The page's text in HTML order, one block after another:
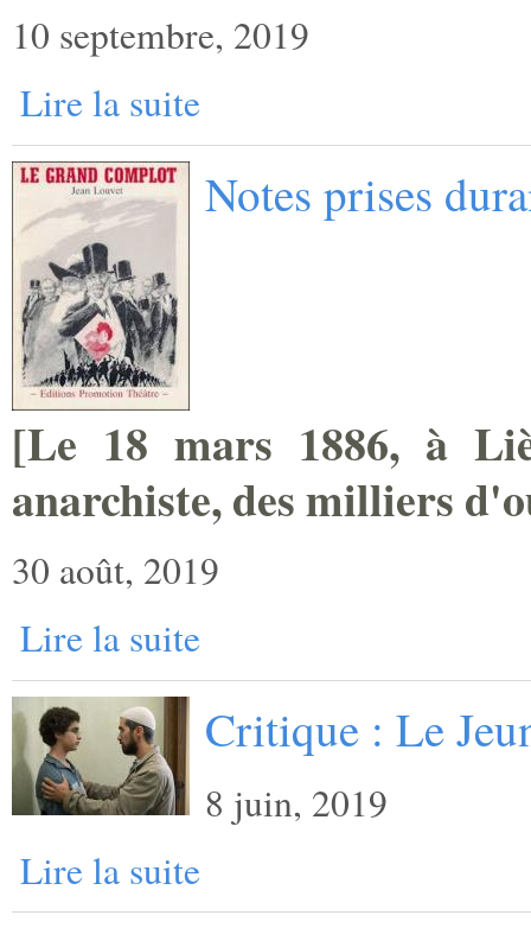
10 septembre, 2019
Lire la suite
Notes prises
[Le 18 mars 1886, à
anarchiste, des milliers
30 août, 2019
Lire la suite
Critique : Le
8 juin, 2019
Lire la suite